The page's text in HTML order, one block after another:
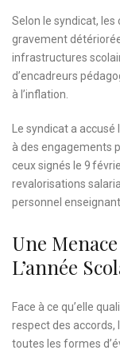
Selon le syndicat,
gravement
infrastructures
d’encadreurs
à l’inflation.
Le syndicat a
à des engagements
ceux signés le 9
revalorisations
personnel enseignant.
Une
L’année
Face à ce qu’elle
respect des accords,
toutes les formes